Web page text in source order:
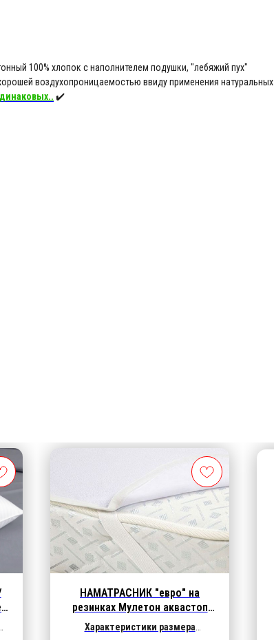
100% хлопок с наполнителем подушки, "лебяжий пух"
воздухопроницаемостью ввиду применения натуральных
✔️
НАМАТРАСНИК "евро" на
резинках Мулетон аквастоп
Характеристики размера